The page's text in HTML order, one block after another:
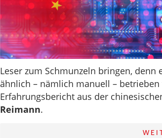
Leser zum Schmunzeln bringen,
ähnlich – nämlich manuell –
Erfahrungsbericht aus der
Reimann.